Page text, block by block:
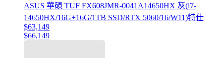
ASUS 華碩 TUF FX608JMR-0041A14650HX 灰(i7-
14650HX/16G+16G/1TB SSD/RTX 5060/16/W11)特仕
$63,149
$66,149